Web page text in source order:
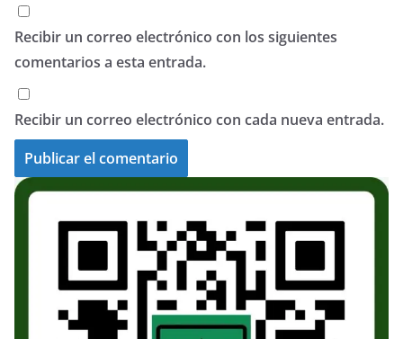
Recibir un correo electrónico con los siguientes
comentarios a esta entrada.
Recibir un correo electrónico con cada nueva entrada.